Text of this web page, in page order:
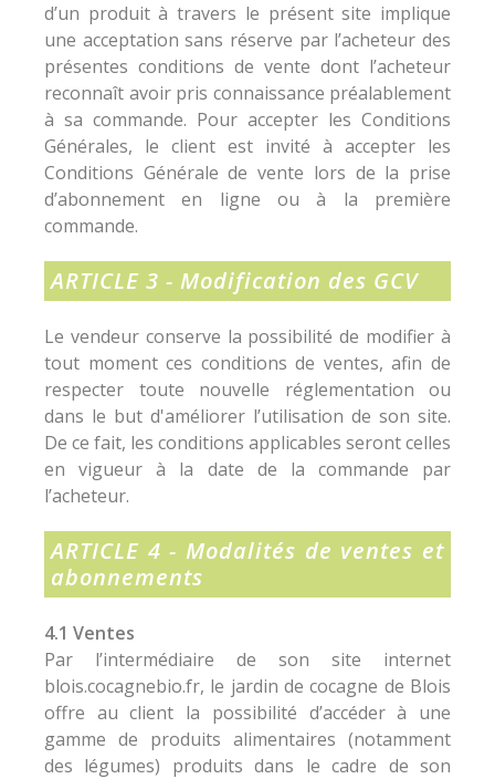
d’un produit à travers le présent site implique
une acceptation sans réserve par l’acheteur des
présentes conditions de vente dont l’acheteur
reconnaît avoir pris connaissance préalablement
à sa commande. Pour accepter les Conditions
Générales, le client est invité à accepter les
Conditions Générale de vente lors de la prise
d’abonnement en ligne ou à la première
commande.
ARTICLE 3 - Modification des GCV
Le vendeur conserve la possibilité de modifier à
tout moment ces conditions de ventes, afin de
respecter toute nouvelle réglementation ou
dans le but d'améliorer l’utilisation de son site.
De ce fait, les conditions applicables seront celles
en vigueur à la date de la commande par
l’acheteur.
ARTICLE 4 - Modalités de ventes et
abonnements
4.1 Ventes
Par l’intermédiaire de son site internet
blois.cocagnebio.fr, le jardin de cocagne de Blois
offre au client la possibilité d’accéder à une
gamme de produits alimentaires (notamment
des légumes) produits dans le cadre de son